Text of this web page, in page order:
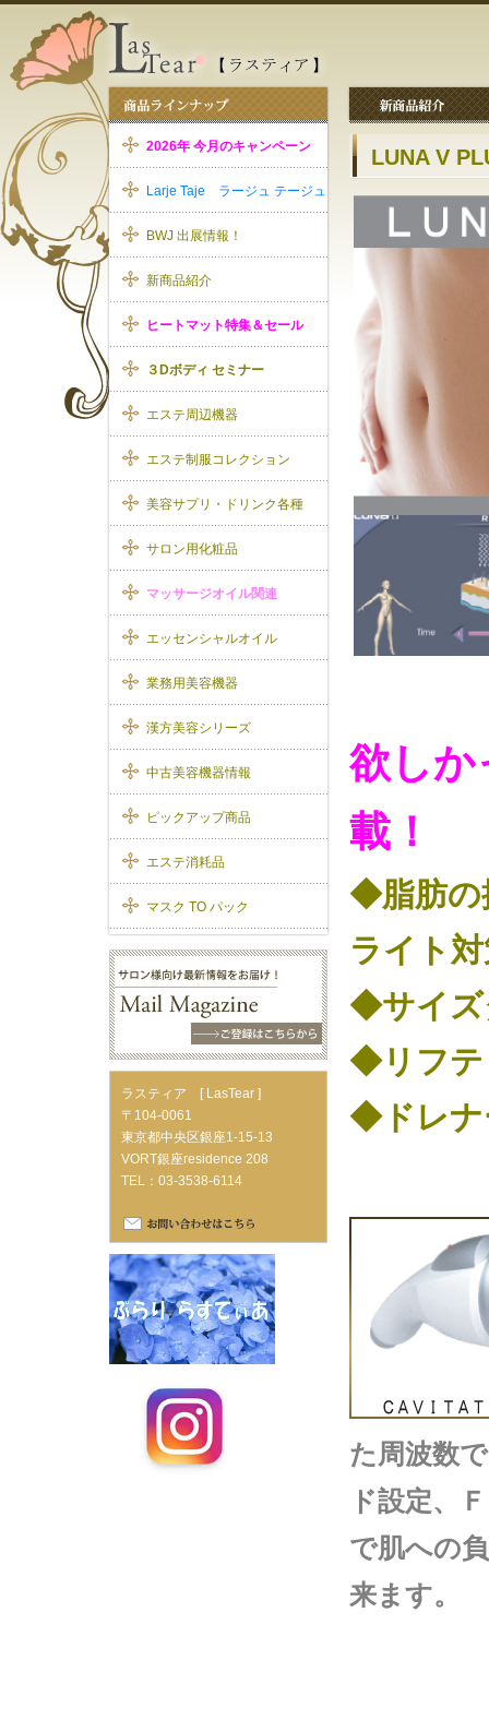
LUNA V
欲しか
載！
◆脂肪
ライト
◆サイ
◆リフ
◆ドレ
た周波数
ド設定、
で肌への
来ます。
2026年 今月のキャンペーン
Larje Taje ラージュ テージュ
BWJ 出展情報！
新商品紹介
ヒートマット特集＆セール
３Dボディ セミナー
エステ周辺機器
エステ制服コレクション
美容サプリ・ドリンク各種
サロン用化粧品
マッサージオイル関連
エッセンシャルオイル
業務用美容機器
漢方美容シリーズ
中古美容機器情報
ピックアップ商品
エステ消耗品
マスク TO パック
ラスティア [ LasTear ]
〒104-0061
東京都中央区銀座1-15-13
VORT銀座residence 208
TEL：03-3538-6114